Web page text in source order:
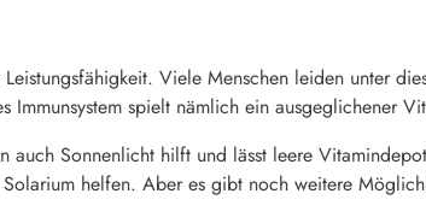
Viele Menschen leiden unter
Immunsystem spielt nämlich ein ausgeglichener
auch Sonnenlicht hilft und lässt leere
helfen. Aber es gibt noch weitere